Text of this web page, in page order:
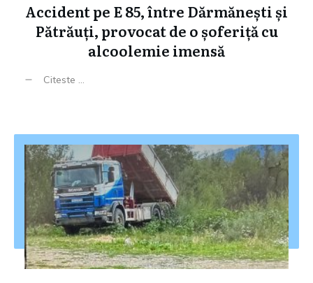
Accident pe E 85, între Dărmănești și
Pătrăuți, provocat de o șoferiță cu
alcoolemie imensă
Citeste ...